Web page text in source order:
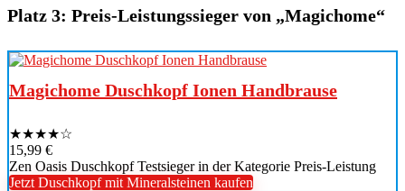
Platz 3: Preis-Leistungssieger von „Magichome“
Magichome Duschkopf Ionen Handbrause
★★★★☆
15,99 €
Zen Oasis Duschkopf Testsieger in der Kategorie Preis-Leistung
Jetzt Duschkopf mit Mineralsteinen kaufen